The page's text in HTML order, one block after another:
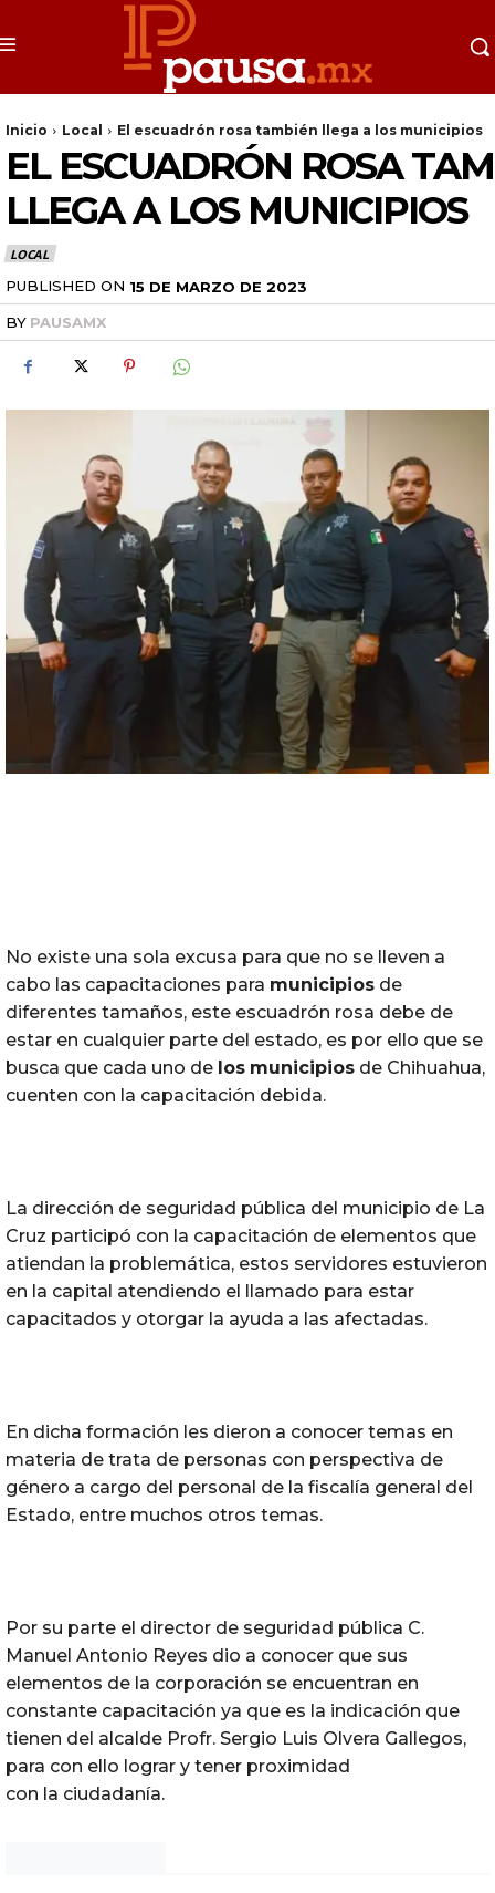
Inicio Local El escuadrón rosa también llega a los municipios
EL ESCUADRÓN ROSA
LLEGA A LOS MUNICIPIOS
LOCAL
PUBLISHED ON 15 DE MARZO DE 2023
BY PAUSAMX
No existe una sola excusa para que no se lleven a
cabo las capacitaciones para municipios de
diferentes tamaños, este escuadrón rosa debe de
estar en cualquier parte del estado, es por ello que se
busca que cada uno de los municipios de Chihuahua,
cuenten con la capacitación debida.
La dirección de seguridad pública del municipio de La
Cruz participó con la capacitación de elementos que
atiendan la problemática, estos servidores estuvieron
en la capital atendiendo el llamado para estar
capacitados y otorgar la ayuda a las afectadas.
En dicha formación les dieron a conocer temas en
materia de trata de personas con perspectiva de
género a cargo del personal de la fiscalía general del
Estado, entre muchos otros temas.
Por su parte el director de seguridad pública C.
Manuel Antonio Reyes dio a conocer que sus
elementos de la corporación se encuentran en
constante capacitación ya que es la indicación que
tienen del alcalde Profr. Sergio Luis Olvera Gallegos,
para con ello lograr y tener proximidad
con la ciudadanía.